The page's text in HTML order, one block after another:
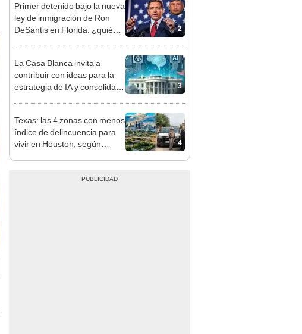
2
Primer detenido bajo la nueva
ley de inmigración de Ron
DeSantis en Florida: ¿quién
3
La Casa Blanca invita a
contribuir con ideas para la
estrategia de IA y consolidar a
4
Texas: las 4 zonas con menos
índice de delincuencia para
vivir en Houston, según